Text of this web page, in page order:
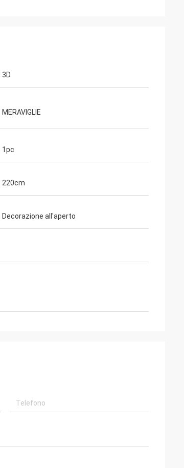
3D
MERAVIGLIE
1pc
220cm
Decorazione all'aperto